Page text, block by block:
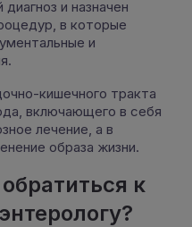
и назначен
в которые
и
кишечного тракта
включающего в себя
лечение, а в
образа жизни.
к